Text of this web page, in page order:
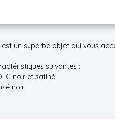
est un superbe objet qui vous
suivantes :
noir et satiné,
noir,